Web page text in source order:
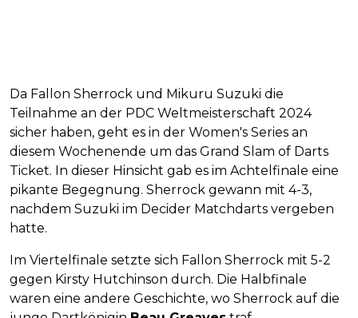
Da Fallon Sherrock und Mikuru Suzuki die
Teilnahme an der PDC Weltmeisterschaft 2024
sicher haben, geht es in der Women's Series an
diesem Wochenende um das Grand Slam of Darts
Ticket. In dieser Hinsicht gab es im Achtelfinale eine
pikante Begegnung. Sherrock gewann mit 4-3,
nachdem Suzuki im Decider Matchdarts vergeben
hatte.
Im Viertelfinale setzte sich Fallon Sherrock mit 5-2
gegen Kirsty Hutchinson durch. Die Halbfinale
waren eine andere Geschichte, wo Sherrock auf die